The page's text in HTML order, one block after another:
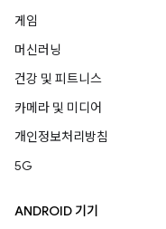
게임
머신러닝
건강 및 피트니스
카메라 및 미디어
개인정보처리방침
5G
ANDROID 기기